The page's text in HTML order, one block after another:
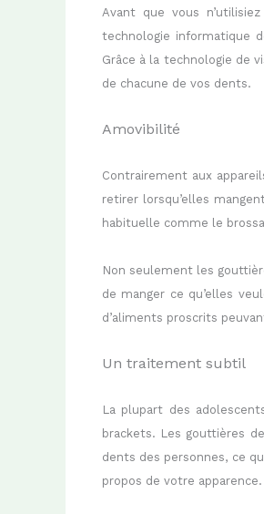
Avant que vous
technologie informatique
Grâce à la technologie de
de chacune de vos dents.
Amovibilité
Contrairement aux
retirer lorsqu’elles
habituelle comme le
Non seulement les
de manger ce qu’elles
d’aliments proscrits
Un traitement subtil
La plupart des
brackets. Les gouttières
dents des personnes, ce
propos de votre apparence.